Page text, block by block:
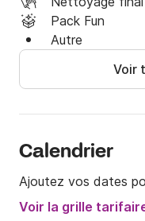
Pack Fun
Autre
Voir
Calendrier
Ajoutez vos dates
Voir la grille